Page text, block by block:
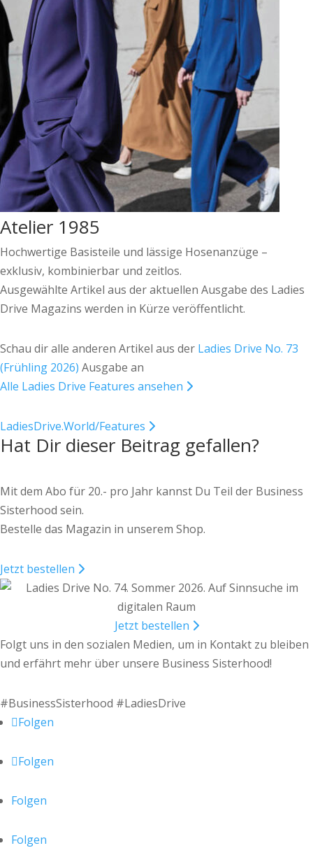
Atelier 1985
Hochwertige Basisteile und lässige Hosenanzüge –
exklusiv, kombinierbar und zeitlos.
Ausgewählte Artikel aus der aktuellen Ausgabe des Ladies
Drive Magazins werden in Kürze veröffentlicht.
Schau dir alle anderen Artikel aus der Ladies Drive No. 73
(Frühling 2026) Ausgabe an
Alle Ladies Drive Features ansehen
LadiesDrive.World/Features
Hat Dir dieser Beitrag gefallen?
Mit dem Abo für 20.- pro Jahr kannst Du Teil der Business
Sisterhood sein.
Bestelle das Magazin in unserem Shop.
Jetzt bestellen
Jetzt bestellen
Folgt uns in den sozialen Medien, um in Kontakt zu bleiben
und erfährt mehr über unsere Business Sisterhood!
#BusinessSisterhood #LadiesDrive
Folgen
Folgen
Folgen
Folgen